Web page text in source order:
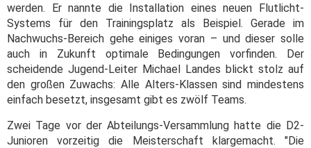
werden. Er nannte die Installation eines neuen Flutlicht-
Systems für den Trainingsplatz als Beispiel. Gerade im
Nachwuchs-Bereich gehe einiges voran – und dieser solle
auch in Zukunft optimale Bedingungen vorfinden. Der
scheidende Jugend-Leiter Michael Landes blickt stolz auf
den großen Zuwachs: Alle Alters-Klassen sind mindestens
einfach besetzt, insgesamt gibt es zwölf Teams.
Zwei Tage vor der Abteilungs-Versammlung hatte die D2-
Junioren vorzeitig die Meisterschaft klargemacht. "Die